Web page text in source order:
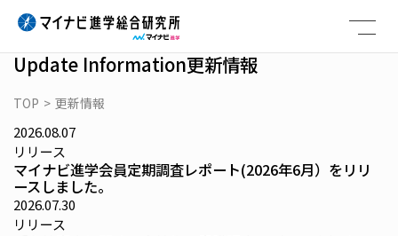
Update Information更新情報
TOP > 更新情報
2026.08.07
リリース
マイナビ進学会員定期調査レポート(2026年6月）をリリ
ースしました。
2026.07.30
リリース